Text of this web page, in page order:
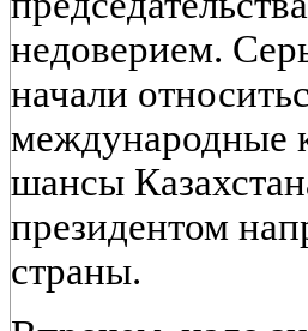
недоверием.
начали
международные
шансы
президентом
страны.